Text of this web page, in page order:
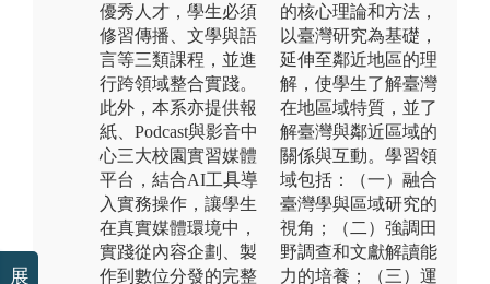
優秀人才，學生必須
修習傳播、文學與語
言等三類課程，並進
行跨領域整合實踐。
此外，本系亦提供報
紙、Podcast與影音中
心三大校園實習媒體
平台，結合AI工具導
入實務操作，讓學生
在真實媒體環境中，
實踐從內容企劃、製
作到數位分發的完整
的核心理論和方法，
以臺灣研究為基礎，
延伸至鄰近地區的理
解，使學生了解臺灣
在地區域特質，並了
解臺灣與鄰近區域的
關係與互動。學習領
域包括：（一）融合
臺灣學與區域研究的
視角；（二）強調田
野調查和文獻解讀能
力的培養；（三）運
展